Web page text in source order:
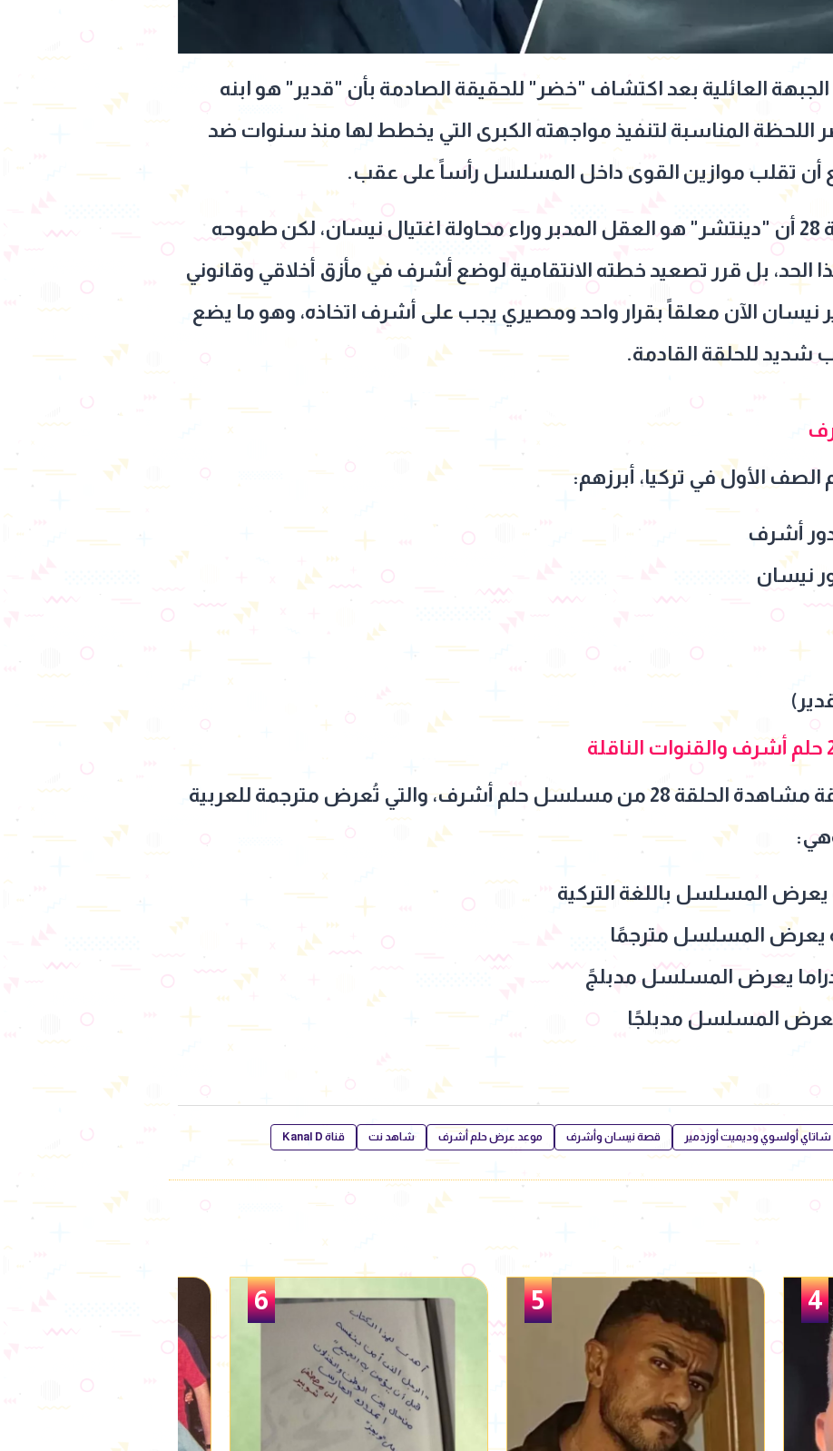
العائلية بعد اكتشاف "خضر" للحقيقة الصادمة بأن "قدير" هو ابنه
اللحظة المناسبة لتنفيذ مواجهته الكبرى التي يخطط لها منذ سنوات ضد
أن تقلب موازين القوى داخل المسلسل رأساً على عقب.
كما كشفت أحداث الحلقة 28 أن "دينتشر" هو العقل المدبر وراء محاولة اغتيال نيسان، لكن طموحه
الحد، بل قرر تصعيد خطته الانتقامية لوضع أشرف في مأزق أخلاقي وقانوني
الآن معلقاً بقرار واحد ومصيري يجب على أشرف اتخاذه، وهو ما يضع
شديد للحلقة القادمة.
الأول في تركيا، أبرزهم:
أشرف
نيسان
ويبحث الجمهور عن طريقة مشاهدة الحلقة 28 من مسلسل حلم أشرف، والتي تُعرض مترجمة للعربية
يعرض المسلسل مترجمًا
تعرض المسلسل مدبلجًا
شاتاي أولسوي وديميت أوزدمير قصة نيسان وأشرف موعد عرض حلم أشرف شاهد نت قناة Kanal D
5
6
1